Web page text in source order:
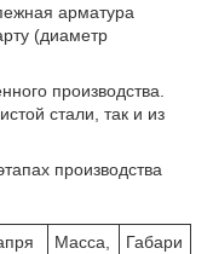
арматура
(диаметр
производства.
стали, так и из
производства
Масса, Габари